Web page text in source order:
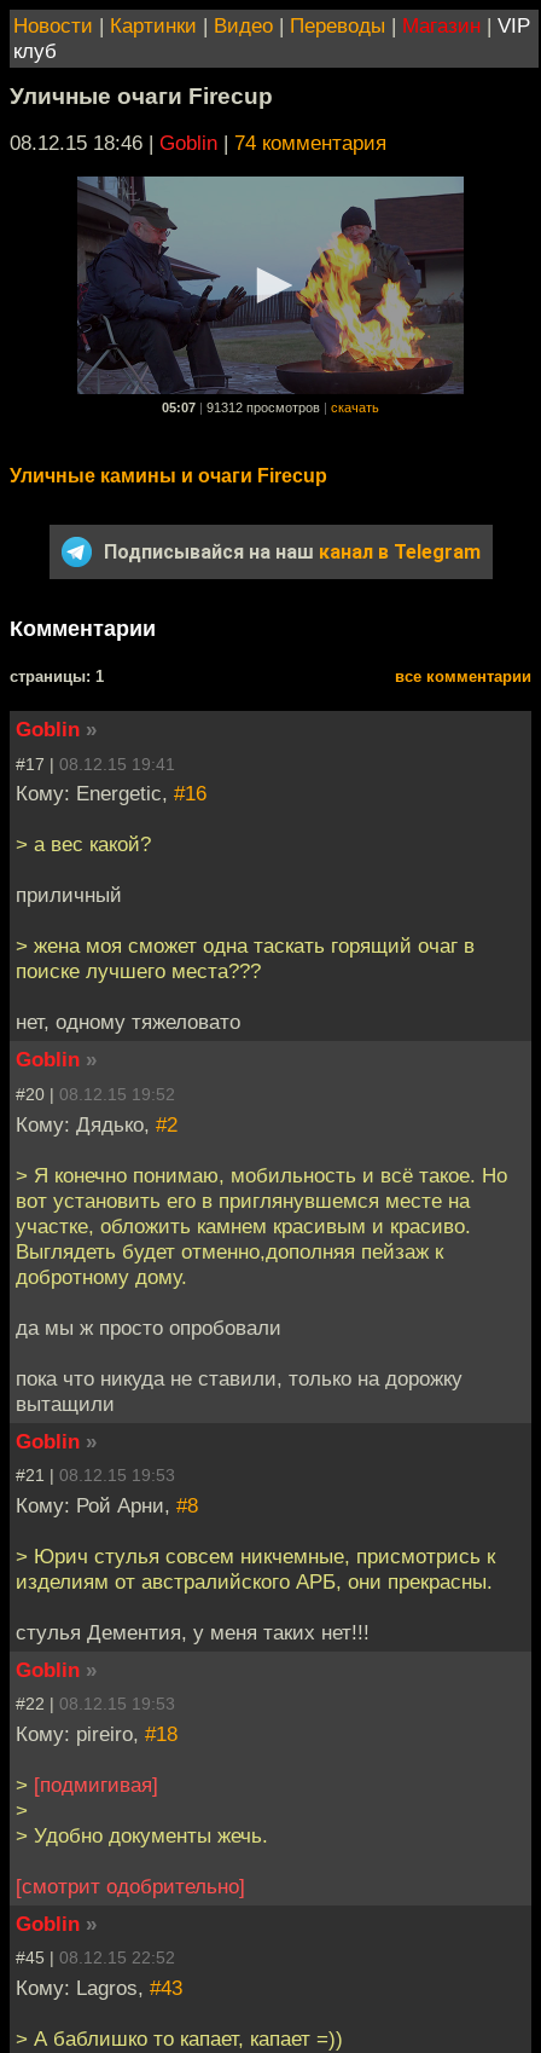
Новости | Картинки | Видео | Переводы | Магазин | VIP
клуб
Уличные очаги Firecup
08.12.15 18:46 | Goblin | 74 комментария
05:07 91312 просмотров скачать
Уличные камины и очаги Firecup
Подписывайся на наш канал в Telegram
Комментарии
cтраницы: 1 все комментарии
Goblin »
#17 | 08.12.15 19:41
Кому: Energetic, #16
> а вес какой?
приличный
> жена моя сможет одна таскать горящий очаг в
поиске лучшего места???
нет, одному тяжеловато
Goblin »
#20 | 08.12.15 19:52
Кому: Дядько, #2
> Я конечно понимаю, мобильность и всё такое. Но
вот установить его в приглянувшемся месте на
участке, обложить камнем красивым и красиво.
Выглядеть будет отменно,дополняя пейзаж к
добротному дому.
да мы ж просто опробовали
пока что никуда не ставили, только на дорожку
вытащили
Goblin »
#21 | 08.12.15 19:53
Кому: Рой Арни, #8
> Юрич стулья совсем никчемные, присмотрись к
изделиям от австралийского АРБ, они прекрасны.
стулья Дементия, у меня таких нет!!!
Goblin »
#22 | 08.12.15 19:53
Кому: pireiro, #18
> [подмигивая]
>
> Удобно документы жечь.
[смотрит одобрительно]
Goblin »
#45 | 08.12.15 22:52
Кому: Lagros, #43
> А баблишко то капает, капает =))